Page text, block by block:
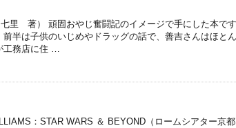
七里 著） 頑固おやじ奮闘記のイメージで手にした本です
半は子供のいじめやドラッグの話で、善吉さんはほと
工務店に住 …
：STAR WARS ＆ BEYOND（ロームシアター京